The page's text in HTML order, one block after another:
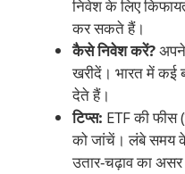
निवेश के लिए
कर सकते हैं।
कैसे निवेश करें?
खरीदें। भारत में कई
देते हैं।
टिप्स: ETF की फीस
को जांचें। लंबे समय
उतार-चढ़ाव का